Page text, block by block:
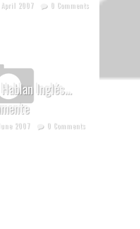
April 2007 0 Comments
Hablan Inglés…
2007 0 Comments